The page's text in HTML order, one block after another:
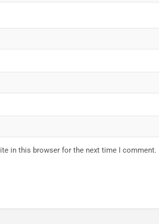
in this browser for the next time I comment.